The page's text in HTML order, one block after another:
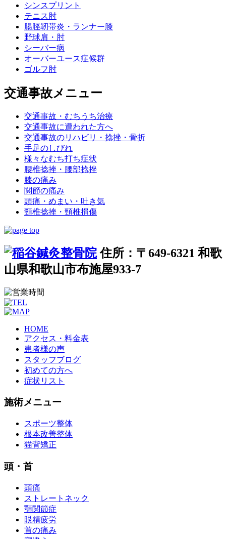
シンスプリント
テニス肘
腸脛靭帯炎・ランナー膝
野球肩・肘
シーバー病
オーバーユース症候群
ゴルフ肘
交通事故メニュー
交通事故・むちうち治療
交通事故に遭われた方へ
交通事故のリハビリ・捻挫・骨折
手足のしびれ
様々なむち打ち症状
腰椎捻挫・腰部捻挫
膝の痛み
関節の痛み
頭痛・めまい・吐き気
頸椎捻挫・頸椎損傷
住所：〒649-6321 和歌
山県和歌山市布施屋933-7
HOME
アクセス・料金表
患者様の声
スタッフブログ
初めての方へ
症状リスト
施術メニュー
スポーツ整体
根本改善整体
猫背矯正
頭・首
頭痛
ストレートネック
顎関節症
眼精疲労
首の痛み